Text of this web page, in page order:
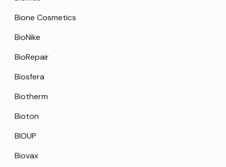
Bione Cosmetics
BioNike
BioRepair
Biosfera
Biotherm
Bioton
BIOUP
Biovax